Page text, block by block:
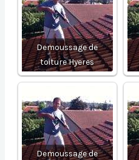
Demoussage de
toiture Hyeres
Demoussage de